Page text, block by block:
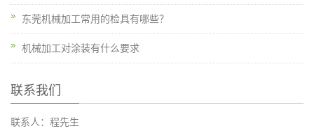
东莞机械加工常用的检具有哪些？
机械加工对涂装有什么要求
联系我们
联系人：程先生